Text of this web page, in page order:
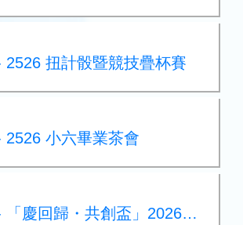
2526 扭計骰暨競技疊杯賽
2526 小六畢業茶會
獲獎消息 - 「慶回歸・共創盃」2026中國香港國際雜耍比賽